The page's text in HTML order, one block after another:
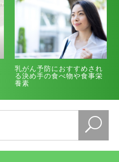
乳がん予防におすすめされ
る決め手の食べ物や食事栄
養素